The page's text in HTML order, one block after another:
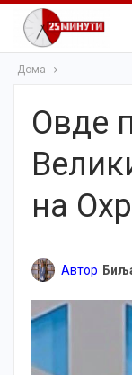
Дома
Овде
на
Автор